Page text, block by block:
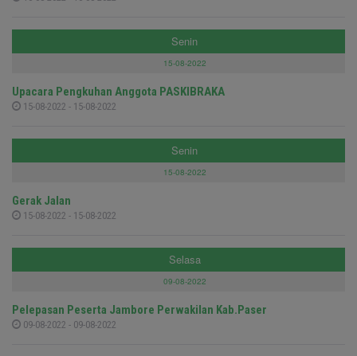
Senin
15-08-2022
Upacara Pengkuhan Anggota PASKIBRAKA
15-08-2022 - 15-08-2022
Senin
15-08-2022
Gerak Jalan
15-08-2022 - 15-08-2022
Selasa
09-08-2022
Pelepasan Peserta Jambore Perwakilan Kab.Paser
09-08-2022 - 09-08-2022